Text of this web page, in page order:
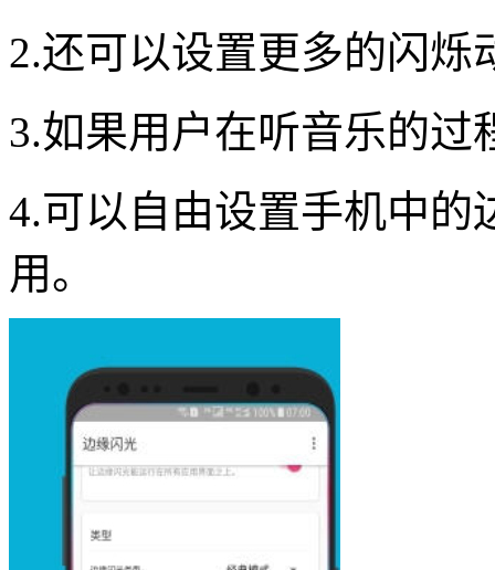
2.还可以设置更多的闪烁
3.如果用户在听音乐的过
4.可以自由设置手机中的
用。